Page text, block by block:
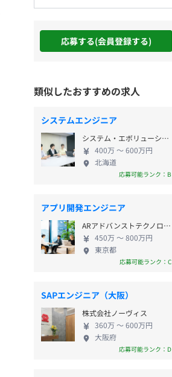
応募する(会員登録する)
類似したおすすめの求人
システムエンジニア
システム・エボリューション株式会社
400万 〜 600万円
北海道
応募可能ランク：B
アプリ開発エンジニア
ARアドバンストテクノロジ株式会社
450万 〜 800万円
東京都
応募可能ランク：C
SAPエンジニア（大阪）
株式会社ノーヴィス
360万 〜 600万円
大阪府
応募可能ランク：D